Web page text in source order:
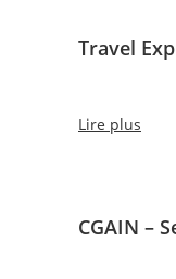
Travel
Lire plus
CGAIN –